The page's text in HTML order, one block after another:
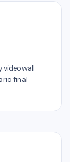
videowall
final